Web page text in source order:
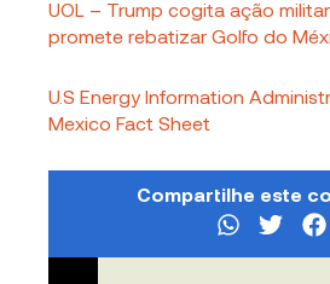
UOL – Trump cogita ação
promete rebatizar Golfo do
U.S Energy Information
Mexico Fact Sheet
Compartilhe este